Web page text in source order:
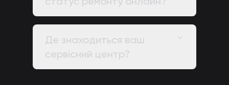
Де знаходиться ваш
сервісний центр?